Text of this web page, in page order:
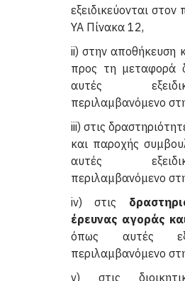
εξειδικεύονται
ΥΑ Πίνακα 12,
ii) στην αποθήκευση
προς τη μεταφορά
αυτές
περιλαμβανόμενο
iii) στις
και παροχής
αυτές
περιλαμβανόμενο
iv) στις
έρευνας αγοράς
όπως αυτές
περιλαμβανόμενο
v) στις